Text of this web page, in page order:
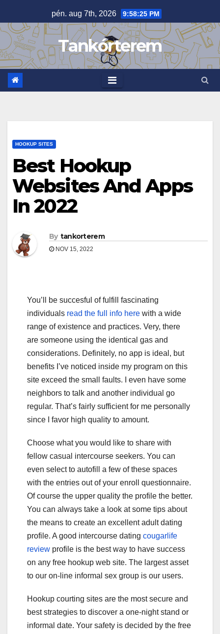
to
content
pén. aug 7th, 2026 9:58:26 PM
Tankórterem
HOOKUP SITES
Best Hookup
Websites And Apps
In 2022
By tankorterem
NOV 15, 2022
You’ll be succesful of fulfill fascinating
individuals read the full info here with a wide
range of existence and practices. Very, there
are someone using the identical gas and
considerations. Definitely, no app is ideal, but
benefits I’ve noticed inside my program on this
site exceed the small faults. I even have some
neighbors to talk and another individual go
regular. That’s fairly sufficient for me personally
since I favor high quality to amount.
Choose what you would like to share with
fellow casual intercourse seekers. You can
even select to autofill a few of these spaces
with the entries out of your enroll questionnaire.
Of course the upper quality the profile the better.
You can always take a look at some tips about
the means to create an excellent adult dating
profile. A good intercourse dating cougarlife
review profile is the best way to have success
on any free hookup web site. The largest asset
to our on-line informal sex group is our users.
Hookup courting sites are the most secure and
best strategies to discover a one-night stand or
informal date. Your safety is decided by the free